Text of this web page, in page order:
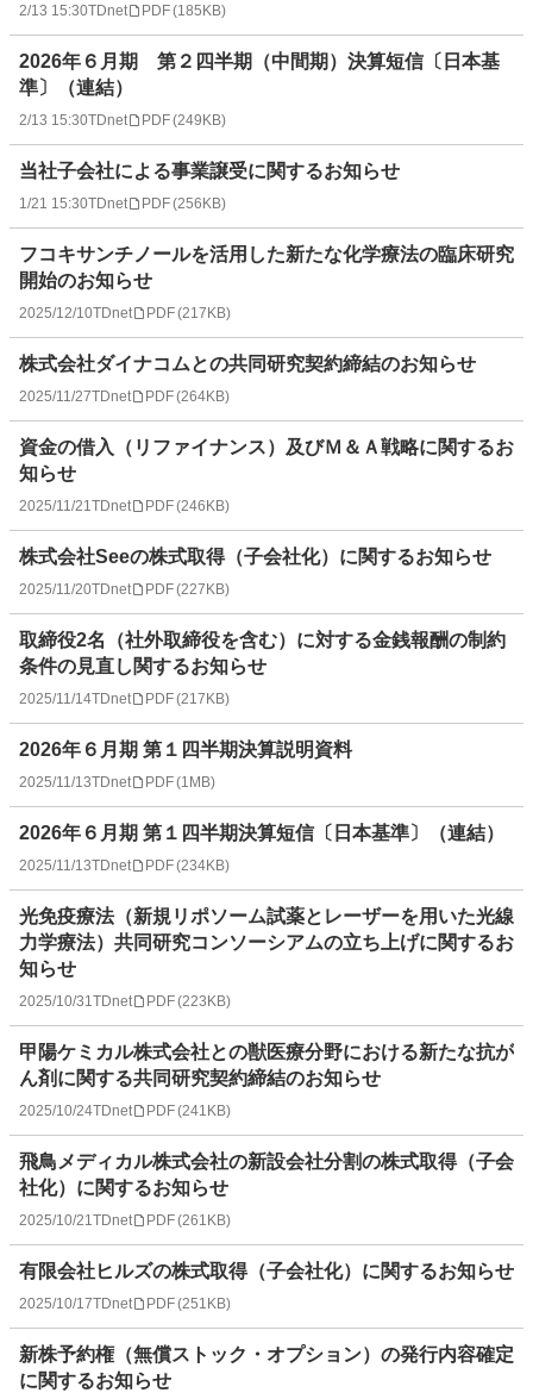
2/13 15:30TDnet PDF(185KB)
2026年６月期 第２四半期（中間期）決算短信〔日本基
準〕（連結）
2/13 15:30TDnet PDF(249KB)
当社子会社による事業譲受に関するお知らせ
1/21 15:30TDnet PDF(256KB)
フコキサンチノールを活用した新たな化学療法の臨床研究
開始のお知らせ
2025/12/10TDnet PDF(217KB)
株式会社ダイナコムとの共同研究契約締結のお知らせ
2025/11/27TDnet PDF(264KB)
資金の借入（リファイナンス）及びＭ＆Ａ戦略に関するお
知らせ
2025/11/21 TDnet PDF(246KB)
株式会社Seeの株式取得（子会社化）に関するお知らせ
2025/11/20TDnet PDF(227KB)
取締役2名（社外取締役を含む）に対する金銭報酬の制約
条件の見直し関するお知らせ
2025/11/14TDnet PDF(217KB)
2026年６月期 第１四半期決算説明資料
2025/11/13TDnet PDF(1MB)
2026年６月期 第１四半期決算短信〔日本基準〕（連結）
2025/11/13TDnet PDF(234KB)
光免疫療法（新規リポソーム試薬とレーザーを用いた光線
力学療法）共同研究コンソーシアムの立ち上げに関するお
知らせ
2025/10/31 TDnet PDF(223KB)
甲陽ケミカル株式会社との獣医療分野における新たな抗が
ん剤に関する共同研究契約締結のお知らせ
2025/10/24TDnet PDF(241KB)
飛鳥メディカル株式会社の新設会社分割の株式取得（子会
社化）に関するお知らせ
2025/10/21 TDnet PDF(261KB)
有限会社ヒルズの株式取得（子会社化）に関するお知らせ
2025/10/17TDnet PDF(251KB)
新株予約権（無償ストック・オプション）の発行内容確定
に関するお知らせ